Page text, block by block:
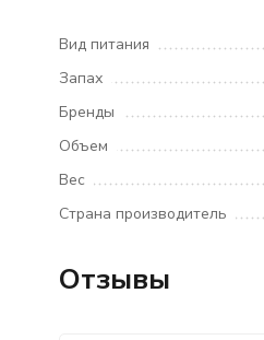
Вид питания
Запах
Бренды
Объем
Вес
Страна производитель
Отзывы